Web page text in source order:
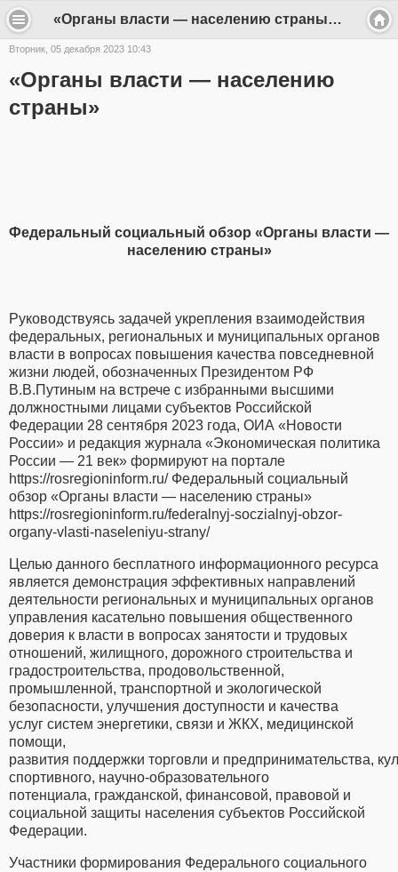
«Органы власти — населению страны» - rachinka
Вторник, 05 декабря 2023 10:43
«Органы власти — населению
страны»
Федеральный социальный обзор «Органы власти —
населению страны»
Руководствуясь задачей укрепления взаимодействия
федеральных, региональных и муниципальных органов
власти в вопросах повышения качества повседневной
жизни людей, обозначенных Президентом РФ
В.В.Путиным на встрече с избранными высшими
должностными лицами субъектов Российской
Федерации 28 сентября 2023 года, ОИА «Новости
России» и редакция журнала «Экономическая политика
России — 21 век» формируют на портале
https://rosregioninform.ru/ Федеральный социальный
обзор «Органы власти — населению страны»
https://rosregioninform.ru/federalnyj-soczialnyj-obzor-
organy-vlasti-naseleniyu-strany/
Целью данного бесплатного информационного ресурса
является демонстрация эффективных направлений
деятельности региональных и муниципальных органов
управления касательно повышения общественного
доверия к власти в вопросах занятости и трудовых
отношений, жилищного, дорожного строительства и
градостроительства, продовольственной,
промышленной, транспортной и экологической
безопасности, улучшения доступности и качества
услуг систем энергетики, связи и ЖКХ, медицинской
помощи,
развития поддержки торговли и предпринимательства,
спортивного, научно-образовательного
потенциала, гражданской, финансовой, правовой и
социальной защиты населения субъектов Российской
Федерации.
Участники формирования Федерального социального